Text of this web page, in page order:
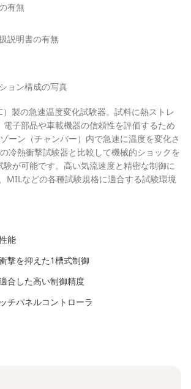
有無
説明書の有無
ョン構成の写真
）製の急速温度変化試験器。試料に熱ストレ
電子部品や車載機器の信頼性を評価するため
ーン（チャンバー）内で急速に温度を変化さ
冷熱衝撃試験器と比較して機械的ショックを
が可能です。高い気流速度と精密な制御に
MILなどの各種試験規格に適合する試験環境
能
撃を抑えた1槽式制御
合した高い制御精度
チパネルコントローラ